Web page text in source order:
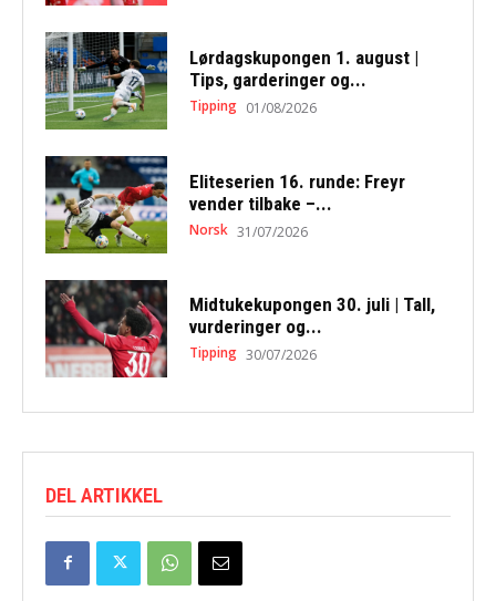
Lørdagskupongen 1. august |
Tips, garderinger og...
Tipping 01/08/2026
Eliteserien 16. runde: Freyr
vender tilbake –...
Norsk 31/07/2026
Midtukekupongen 30. juli | Tall,
vurderinger og...
Tipping 30/07/2026
DEL ARTIKKEL